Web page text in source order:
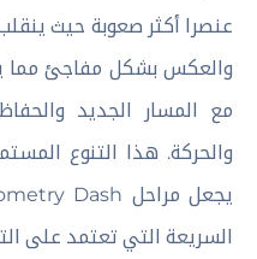
عنصرا أكثر صعوبة حيث
والعكس بشكل مفاجئ مما
مع المسار الجديد
والحركة. هذا التنوع
السريعة التي تعتمد على